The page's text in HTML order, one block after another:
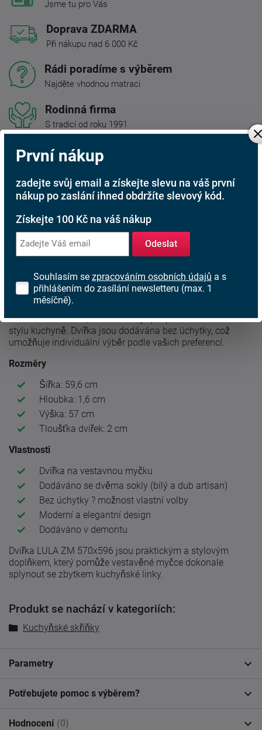
Jsme tu pro Vás
Doprava ZDARMA
Při nákupu nad 6 000 Kč
Rádi poradíme s výběrem
Najděte vhodnou matraci
Rodinná firma
S tradicí od roku 1991
Dvířka na vestavnou myčku LULA ZM 570x596 - Stylový a
funkční doplněk do kuchyně
Dvířka LULA ZM 570x596 jsou určená pro vestavnou
myčku nádobí a skvěle zapadnou do kuchyňské linky
LULA. Elegantní bílý dekor v kombinaci s dřevodekorem
dub artisan dodá vaší kuchyni moderní a harmonický
vzhled.
Součástí balení jsou dva sokly ? jeden v bílé barvě, druhý v
dekoru dub artisan, což umožňuje přizpůsobení celkovému
stylu kuchyně. Dvířka jsou dodávána bez úchytky, což
umožňuje individuální výběr podle vašich preferencí.
Rozměry
Šířka: 59,6 cm
Hloubka: 1,6 cm
Výška: 57 cm
Tloušťka dvířek: 2 cm
Vlastnosti
Dvířka na vestavnou myčku
Dodáváno se dvěma sokly (bílý a dub artisan)
Bez úchytky ? možnost vlastní volby
Moderní a elegantní design
Dodáváno v demontu
Dvířka LULA ZM 570x596 jsou praktickým a stylovým
doplňkem, který pomůže vestavěné myčce dokonale
splynout se zbytkem kuchyňské linky.
Produkt se nachází v kategoriích:
Kuchyňské skříňky
Parametry
Potřebujete pomoc s výběrem?
Hodnocení (0)
První nákup
zadejte svůj email a získejte slevu na váš první
nákup po zaslání ihned obdržíte slevový kód.
Získejte 100 Kč na váš nákup
Odeslat
Souhlasím se zpracováním osobních údajů a s
přihlášením do zasílání newsletteru (max. 1
měsíčně).